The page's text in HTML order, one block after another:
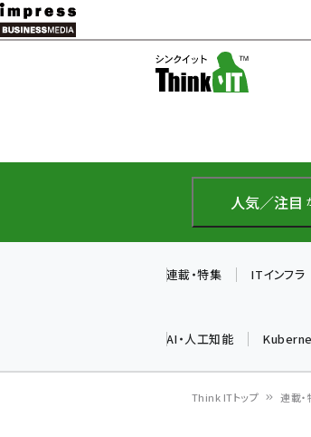
メ
イ
テ
に
人気／注目
連載・特集 ITインフラ
AI・人工知能
Think ITトップ 連載